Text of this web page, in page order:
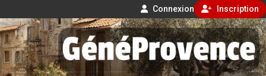
Connexion Inscription
Aller
au
contenu
GénéProvence
500 ans de faits divers en Provence